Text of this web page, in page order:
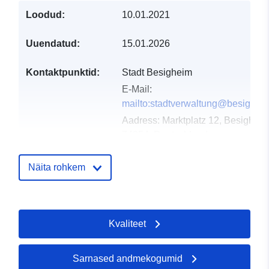
Loodud: 10.01.2021
Uuendatud: 15.01.2026
Kontaktpunktid:
Stadt Besigheim
E-Mail:
Aadress: Marktplatz 12,
Kataloogi kirje:
Ajakohastatud veebisaidil
04 August 2026
Geograafiline
Koordinaadid:
Näita rohkem
Kvaliteet
Sarnased andmekogumid